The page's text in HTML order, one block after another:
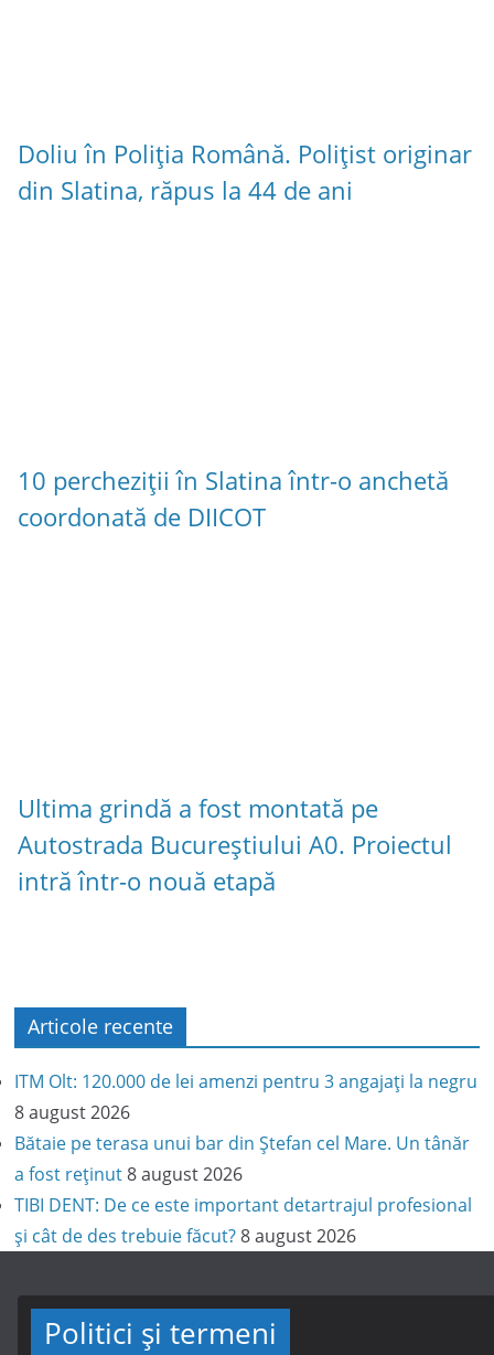
Doliu în Poliția Română. Polițist originar
din Slatina, răpus la 44 de ani
10 percheziții în Slatina într-o anchetă
coordonată de DIICOT
Ultima grindă a fost montată pe
Autostrada Bucureștiului A0. Proiectul
intră într-o nouă etapă
Articole recente
ITM Olt: 120.000 de lei amenzi pentru 3 angajați la negru
8 august 2026
Bătaie pe terasa unui bar din Ștefan cel Mare. Un tânăr
a fost reținut 8 august 2026
TIBI DENT: De ce este important detartrajul profesional
și cât de des trebuie făcut? 8 august 2026
Politici și termeni